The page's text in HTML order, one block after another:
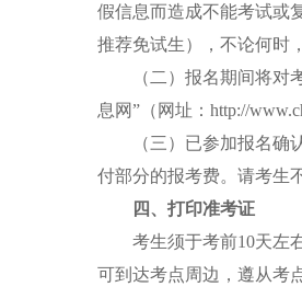
假信息而造成不能考试或
推荐免试生），不论何
（二）报名期间将对考
息网”（网址：http://
（三）已参加报名确认
付部分的报考费。请考生
四、打印准考证
考生须于考前10天左右
可到达考点周边，遵从考